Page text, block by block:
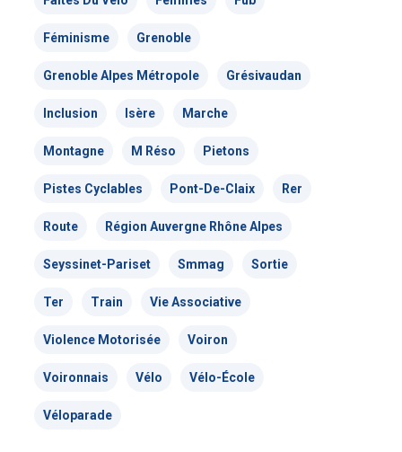
Féminisme Grenoble
Grenoble Alpes Métropole Grésivaudan
Inclusion Isère Marche
Montagne M Réso Pietons
Pistes Cyclables Pont-De-Claix Rer
Route Région Auvergne Rhône Alpes
Seyssinet-Pariset Smmag Sortie
Ter Train Vie Associative
Violence Motorisée Voiron
Voironnais Vélo Vélo-École
Véloparade